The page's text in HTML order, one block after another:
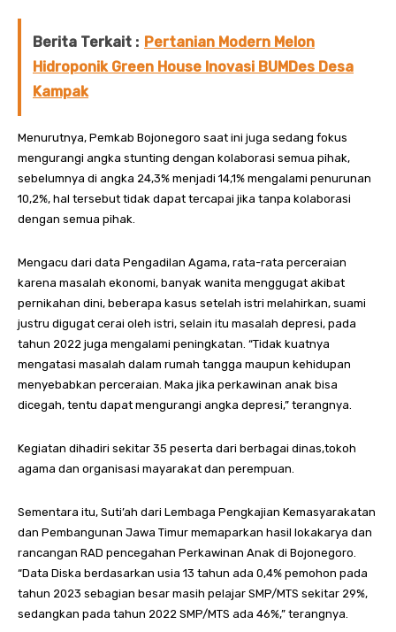
Berita Terkait : Pertanian Modern Melon
Hidroponik Green House Inovasi BUMDes Desa
Kampak
Menurutnya, Pemkab Bojonegoro saat ini juga sedang fokus
mengurangi angka stunting dengan kolaborasi semua pihak,
sebelumnya di angka 24,3% menjadi 14,1% mengalami penurunan
10,2%, hal tersebut tidak dapat tercapai jika tanpa kolaborasi
dengan semua pihak.
Mengacu dari data Pengadilan Agama, rata-rata perceraian
karena masalah ekonomi, banyak wanita menggugat akibat
pernikahan dini, beberapa kasus setelah istri melahirkan, suami
justru digugat cerai oleh istri, selain itu masalah depresi, pada
tahun 2022 juga mengalami peningkatan. “Tidak kuatnya
mengatasi masalah dalam rumah tangga maupun kehidupan
menyebabkan perceraian. Maka jika perkawinan anak bisa
dicegah, tentu dapat mengurangi angka depresi,” terangnya.
Kegiatan dihadiri sekitar 35 peserta dari berbagai dinas,tokoh
agama dan organisasi mayarakat dan perempuan.
Sementara itu, Suti’ah dari Lembaga Pengkajian Kemasyarakatan
dan Pembangunan Jawa Timur memaparkan hasil lokakarya dan
rancangan RAD pencegahan Perkawinan Anak di Bojonegoro.
“Data Diska berdasarkan usia 13 tahun ada 0,4% pemohon pada
tahun 2023 sebagian besar masih pelajar SMP/MTS sekitar 29%,
sedangkan pada tahun 2022 SMP/MTS ada 46%,” terangnya.